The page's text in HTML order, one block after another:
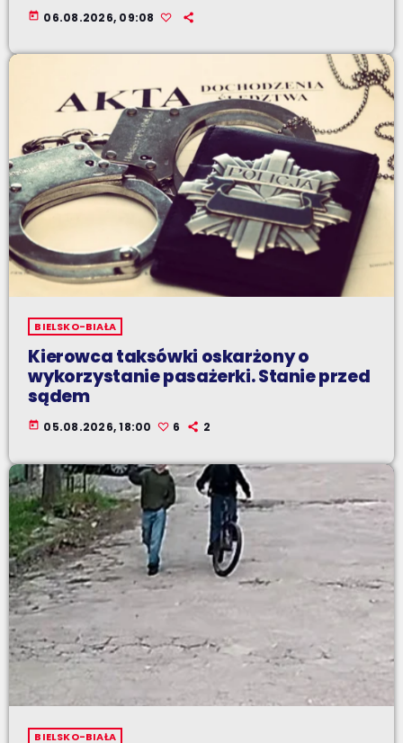
today 06.08.2026, 09:08
BIELSKO-BIAŁA
Kierowca taksówki oskarżony o
wykorzystanie pasażerki. Stanie przed
sądem
today 05.08.2026, 18:00 6 2
BIELSKO-BIAŁA